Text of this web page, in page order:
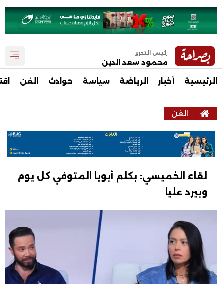
رئيس التحرير
محمود سعد الدين
الرئيسية أخبار الرياضة سياسة حوادث الفن
الفن
لقاء الخميسي: بكلم أبويا المتوفي كل يوم
وبيرد عليا